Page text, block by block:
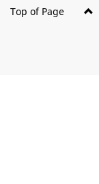
Top of Page